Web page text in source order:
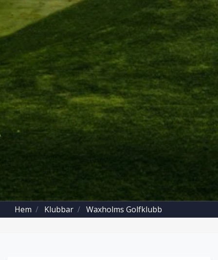
Hem Klubbar Waxholms Golfklubb